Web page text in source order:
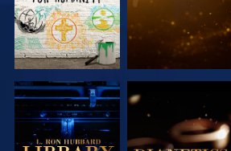
EXPLORAR A
SÉRIE
EXPLORAR A
SÉRIE